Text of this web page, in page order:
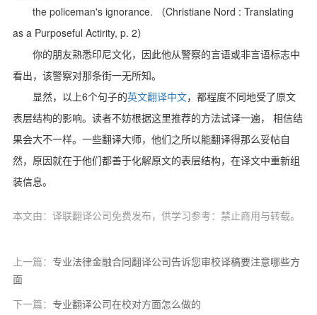
the policeman's ignorance.
（Christiane Nord : Translating
as a Purposeful Actirity, p. 2）
你的朋友熟悉印尼文化，因此他从警察的言语或非言语标志中
看出，该警察对那条街一无所知。
显然，以上6个句子的英文翻译中文，都程度不同地受了原文
表层结构的影响。读者不妨根据这里推荐的方法试译一遍，
相信结
果会大不一样。一些翻译大师，他们之所以能翻译得那么妥帖自
然，原因就在于他们都善于化解原文的表层结构，在译文中重新组
装信息。
本文由：译联翻译公司免费发布，供学习参考：禁止商用与转载。
上一篇： 专业法律金融合同翻译公司告诉您审校译稿要注意哪些方
面
下一篇： 专业翻译公司在校对方面怎么做的